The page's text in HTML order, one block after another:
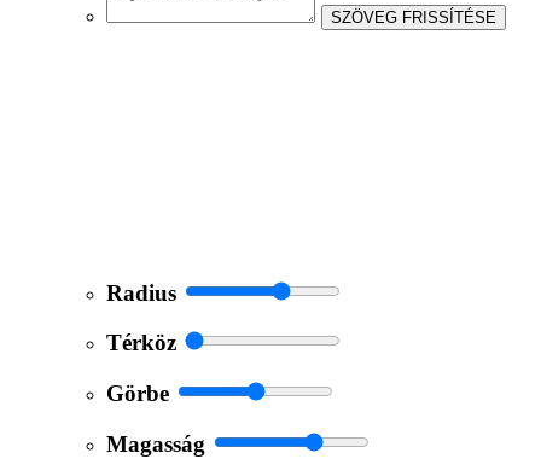
SZÖVEG FRISSÍTÉSE
Radius
Térköz
Görbe
Magasság